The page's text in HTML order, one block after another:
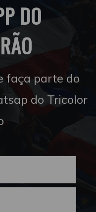
DO
faça parte do
do Tricolor